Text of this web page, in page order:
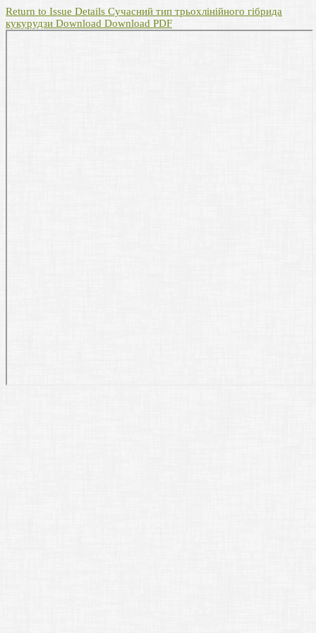
Return to Issue Details Сучасний тип трьохлінійного гібрида
кукурудзи Download Download PDF